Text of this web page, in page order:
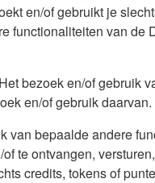
en/of gebruikt je
functionaliteiten van
Het bezoek en/of gebruik
en/of gebruik daarvan.
van bepaalde andere
te ontvangen,
credits, tokens of